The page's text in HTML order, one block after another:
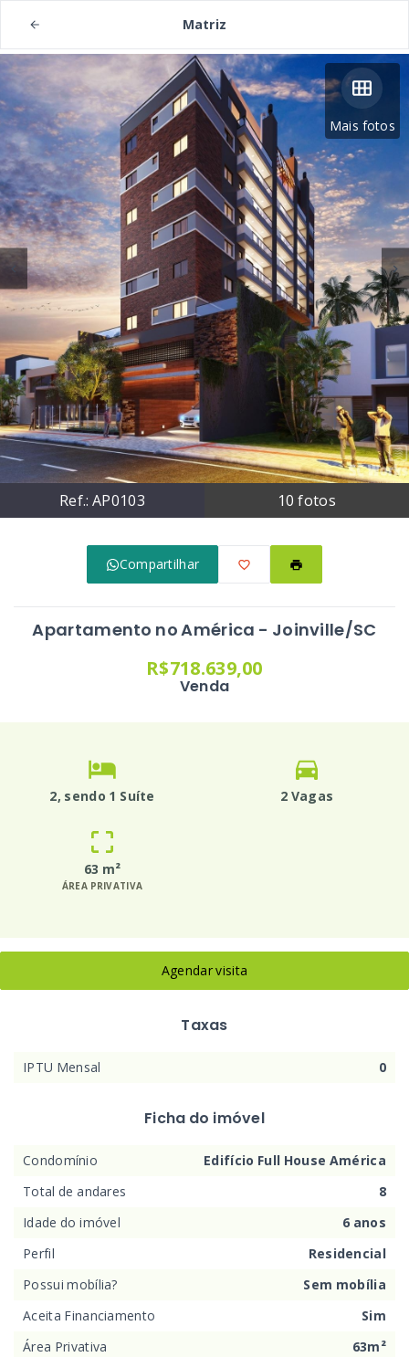
Matriz
Mais fotos
Ref.:AP0103 10 fotos
Compartilhar
Apartamento no América - Joinville/SC
R$718.639,00
Venda
2, sendo 1 Suíte 2 Vagas
63 m²
ÁREA PRIVATIVA
Agendar visita
Taxas
IPTU Mensal 0
Ficha do imóvel
Condomínio
Edifício Full House América
Total de andares
8
Idade do imóvel
6 anos
Perfil
Residencial
Possui mobília?
Sem mobília
Aceita Financiamento
Sim
Área Privativa
63m²